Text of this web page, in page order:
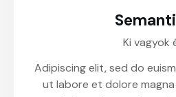
Ki vagyok
Adipiscing elit, sed do
ut labore et dolore magna